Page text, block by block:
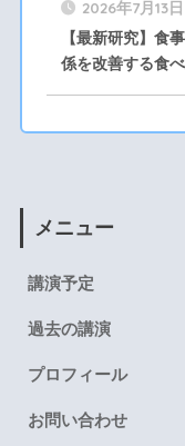
2026年7月13日
【最新研究】食
係を改善する食
メニュー
講演予定
過去の講演
プロフィール
お問い合わせ